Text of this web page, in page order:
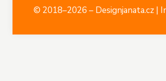
© 2018–2026 – Designjanata.cz |